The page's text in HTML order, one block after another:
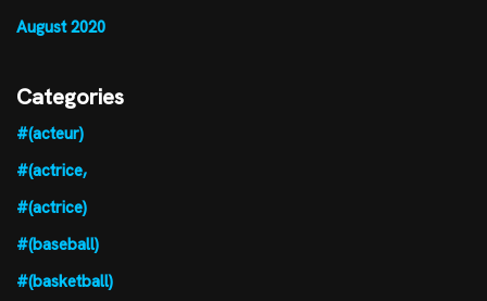
August 2020
Categories
#(acteur)
#(actrice,
#(actrice)
#(baseball)
#(basketball)